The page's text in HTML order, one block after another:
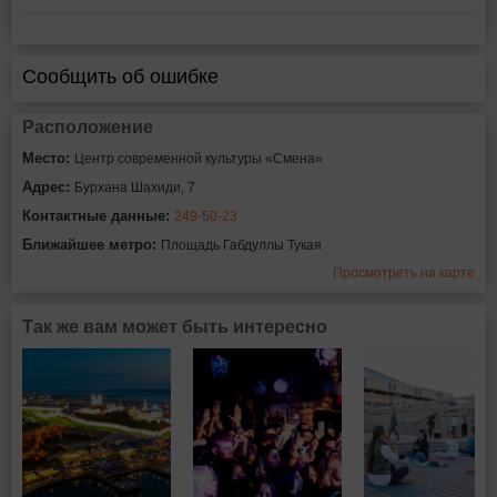
Сообщить об ошибке
Расположение
Место: Центр современной культуры «Смена»
Адрес: Бурхана Шахиди, 7
Контактные данные: 249-50-23
Ближайшее метро: Площадь Габдуллы Тукая
Просмотреть на карте
Так же вам может быть интересно